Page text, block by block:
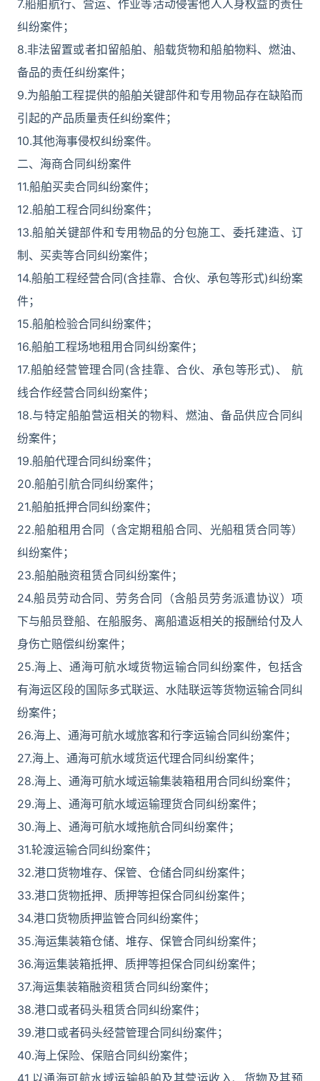
7.船舶航行、营运、作业等活动侵害他人人身权益的责任
纠纷案件；
8.非法留置或者扣留船舶、船载货物和船舶物料、燃油、
备品的责任纠纷案件；
9.为船舶工程提供的船舶关键部件和专用物品存在缺陷而
引起的产品质量责任纠纷案件；
10.其他海事侵权纠纷案件。
二、海商合同纠纷案件
11.船舶买卖合同纠纷案件；
12.船舶工程合同纠纷案件；
13.船舶关键部件和专用物品的分包施工、委托建造、订
制、买卖等合同纠纷案件；
14.船舶工程经营合同(含挂靠、合伙、承包等形式)纠纷案
件；
15.船舶检验合同纠纷案件；
16.船舶工程场地租用合同纠纷案件；
17.船舶经营管理合同(含挂靠、合伙、承包等形式)、 航
线合作经营合同纠纷案件；
18.与特定船舶营运相关的物料、燃油、备品供应合同纠
纷案件；
19.船舶代理合同纠纷案件；
20.船舶引航合同纠纷案件；
21.船舶抵押合同纠纷案件；
22.船舶租用合同（含定期租船合同、光船租赁合同等）
纠纷案件；
23.船舶融资租赁合同纠纷案件；
24.船员劳动合同、劳务合同（含船员劳务派遣协议）项
下与船员登船、在船服务、离船遣返相关的报酬给付及人
身伤亡赔偿纠纷案件；
25.海上、通海可航水域货物运输合同纠纷案件，包括含
有海运区段的国际多式联运、水陆联运等货物运输合同纠
纷案件；
26.海上、通海可航水域旅客和行李运输合同纠纷案件；
27.海上、通海可航水域货运代理合同纠纷案件；
28.海上、通海可航水域运输集装箱租用合同纠纷案件；
29.海上、通海可航水域运输理货合同纠纷案件；
30.海上、通海可航水域拖航合同纠纷案件；
31.轮渡运输合同纠纷案件；
32.港口货物堆存、保管、仓储合同纠纷案件；
33.港口货物抵押、质押等担保合同纠纷案件；
34.港口货物质押监管合同纠纷案件；
35.海运集装箱仓储、堆存、保管合同纠纷案件；
36.海运集装箱抵押、质押等担保合同纠纷案件；
37.海运集装箱融资租赁合同纠纷案件；
38.港口或者码头租赁合同纠纷案件；
39.港口或者码头经营管理合同纠纷案件；
40.海上保险、保赔合同纠纷案件；
41.以通海可航水域运输船舶及其营运收入、货物及其预